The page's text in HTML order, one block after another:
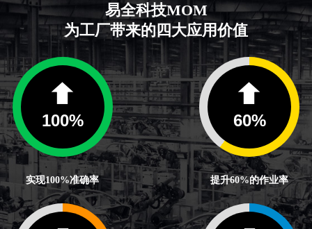
易全科技MOM
为工厂带来的四大应用价值
100%
实现100%准确率
60%
提升60%的作业率